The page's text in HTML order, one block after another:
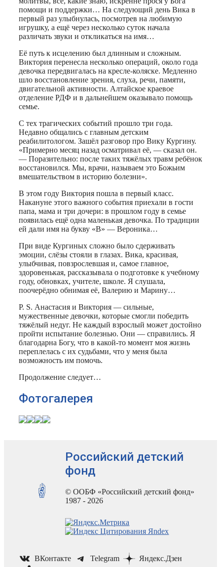
помощи и поддержки… На следующий день Вика в
первый раз улыбнулась, посмотрев на любимую
игрушку, а ещё через несколько суток начала
различать звуки и откликаться на имя…
Её путь к исцелению был длинным и сложным.
Виктория перенесла несколько операций, около года
девочка передвигалась на кресле-коляске. Медленно
шло восстановление зрения, слуха, речи, памяти,
двигательной активности. Алтайское краевое
отделение РДФ и в дальнейшем оказывало помощь
семье.
С тех трагических событий прошло три года.
Недавно общались с главным детским
реабилитологом. Зашёл разговор про Вику Кургину.
«Примерно месяц назад осматривал её, — сказал он.
— Поразительно: после таких тяжёлых травм ребёнок
восстановился. Мы, врачи, называем это Божьим
вмешательством в историю болезни».
В этом году Виктория пошла в первый класс.
Накануне этого важного события приехали в гости
папа, мама и три дочери: в прошлом году в семье
появилась ещё одна маленькая девочка. По традиции
ей дали имя на букву «В» — Вероника…
При виде Кургиных сложно было сдерживать
эмоции, слёзы стояли в глазах. Вика, красивая,
улыбчивая, повзрослевшая и, самое главное,
здоровенькая, рассказывала о подготовке к учебному
году, обновках, учителе, школе. Я слушала,
поочерёдно обнимая её, Валерию и Марину…
P. S. Анастасия и Виктория — сильные,
мужественные девочки, которые смогли победить
тяжёлый недуг. Не каждый взрослый может достойно
пройти испытание болезнью. Они — справились. Я
благодарна Богу, что в какой-то момент моя жизнь
переплелась с их судьбами, что у меня была
возможность им помочь.
Продолжение следует…
Фотогалерея
Российский детский
фонд
© ООБФ «Российский детский фонд»
1987 - 2026
ВКонтакте Telegram
Яндекс.Дзен